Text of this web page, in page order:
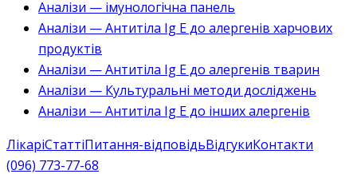
Аналізи — імунологічна панель
Аналізи — Антитіла Ig E до алергенів харчових
продуктів
Аналізи — Антитіла Ig E до алергенів тварин
Аналізи — Культуральні методи досліджень
Аналізи — Антитіла Ig E до інших алергенів
ЛікаріСтаттіПитання-відповідьВідгукиКонтакти
(096) 773-77-68